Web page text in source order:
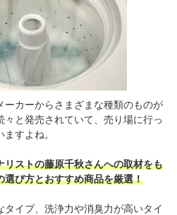
カーからさまざまな種類のものが
と発売されていて、売り場に行っ
すよね。
ストの藤原千秋さんへの取材をも
び方とおすすめ商品を厳選！
イプ、洗浄力や消臭力が高いタイ